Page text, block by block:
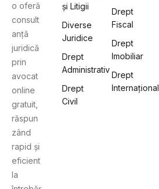
o oferă
consult
anță
juridică
prin
avocat
online
gratuit,
răspun
zând
rapid și
eficient
la
și Litigii
Diverse
Juridice
Drept
Administrativ
Drept
Civil
Drept
Fiscal
Drept
Imobiliar
Drept
Internațional